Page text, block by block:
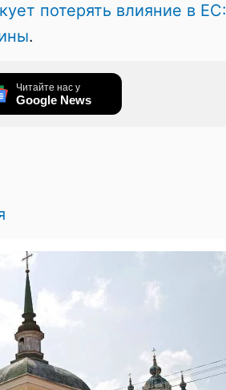
потерять влияние в ЕС:
.
Читайте нас у
Google News